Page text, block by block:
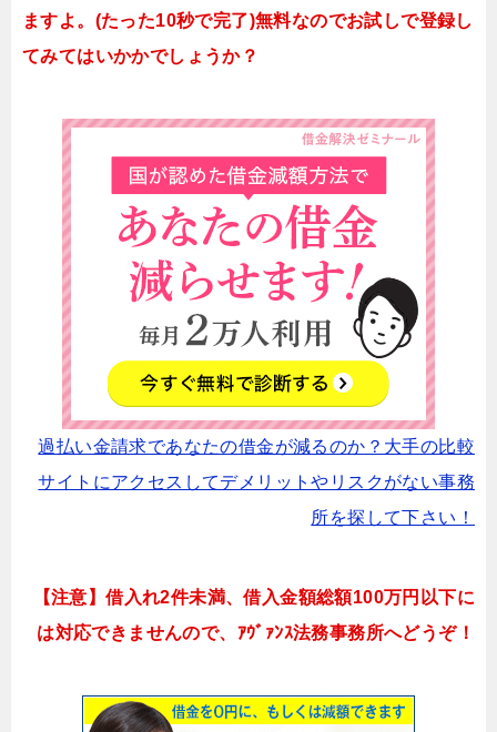
ますよ。(たった10秒で完了)無料なのでお試しで登録し
てみてはいかかでしょうか？
過払い金請求であなたの借金が減るのか？大手の比較
サイトにアクセスしてデメリットやリスクがない事務
所を探して下さい！
【注意】借入れ2件未満、借入金額総額100万円以下に
は対応できませんので、ｱｳﾞｧﾝｽ法務事務所へどうぞ！